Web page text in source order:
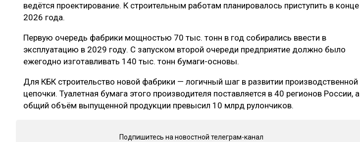
ведётся проектирование. К строительным работам планировалось приступить в конце
2026 года.
Первую очередь фабрики мощностью 70 тыс. тонн в год собирались ввести в
эксплуатацию в 2029 году. С запуском второй очереди предприятие должно было
ежегодно изготавливать 140 тыс. тонн бумаги-основы.
Для КБК строительство новой фабрики — логичный шаг в развитии производственной
цепочки. Туалетная бумага этого производителя поставляется в 40 регионов России, а
общий объём выпущенной продукции превысил 10 млрд рулончиков.
Подпишитесь на новостной телеграм-канал